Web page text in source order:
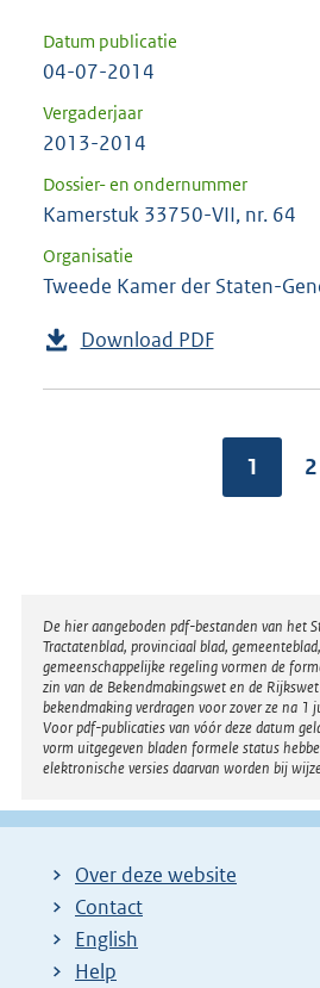
Datum publicatie
04-07-2014
Vergaderjaar
2013-2014
Dossier- en ondernummer
Kamerstuk 33750-VII, nr. 64
Organisatie
Tweede Kamer der Staten-
Download PDF
1 2
Disclaimer
De hier aangeboden pdf-bestanden van het
Tractatenblad, provinciaal blad,
gemeenschappelijke regeling vormen de
zin van de Bekendmakingswet en de
bekendmaking verdragen voor zover ze na 1
Voor pdf-publicaties van vóór deze datum
vorm uitgegeven bladen formele status
elektronische versies daarvan worden bij
Over deze website
Contact
English
Help